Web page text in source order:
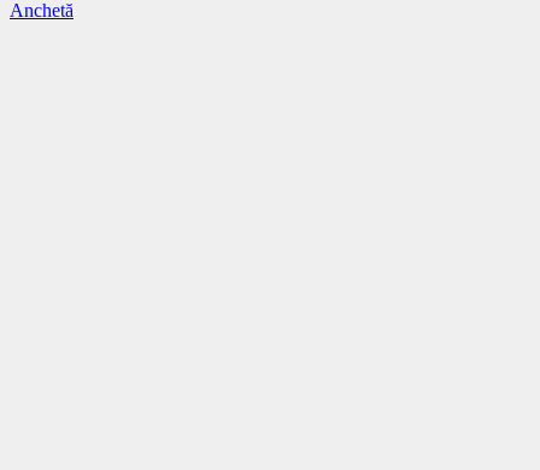
Anchetă